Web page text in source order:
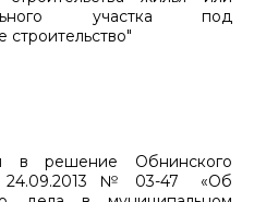
участка под
в решение Обнинского
24.09.2013 № 03-47 «Об